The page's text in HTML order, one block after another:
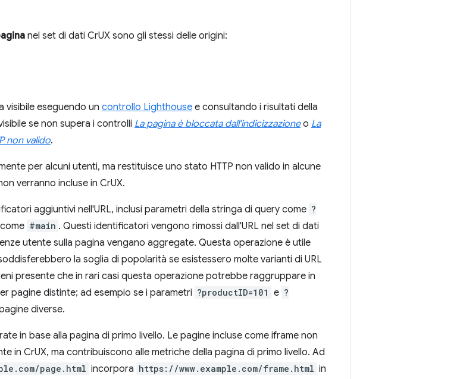
nel set di dati CrUX sono gli stessi delle origini:
visibile eseguendo un controllo Lighthouse e consultando i risultati della
se non supera i controlli La pagina è bloccata dall'indicizzazioneo La
non valido.
per alcuni utenti, ma restituisce uno stato HTTP non valido in alcune
verranno incluse in CrUX.
aggiuntivi nell'URL, inclusi parametri della stringa di query come ?
#main . Questi identificatori vengono rimossi dall'URL nel set di dati
utente sulla pagina vengano aggregate. Questa operazione è utile
la soglia di popolarità se esistessero molte varianti di URL
presente che in rari casi questa operazione potrebbe raggruppare in
pagine distinte; ad esempio se i parametri ?productID=101 e ?
diverse.
in base alla pagina di primo livello. Le pagine incluse come iframe non
in CrUX, ma contribuiscono alle metriche della pagina di primo livello. Ad
page.html incorpora https://www.example.com/frame.html in